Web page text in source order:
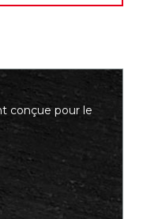
conçue pour le